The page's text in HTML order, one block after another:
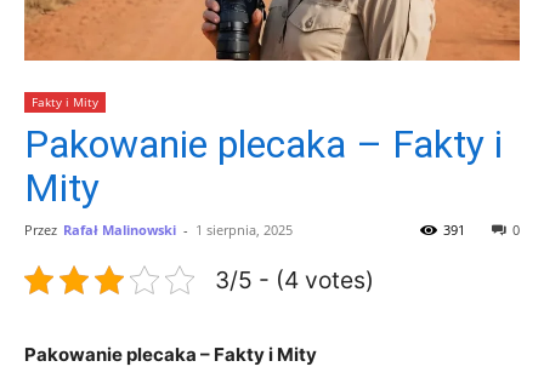
Fakty i Mity
Pakowanie plecaka – Fakty i
Mity
Przez Rafał Malinowski - 1 sierpnia, 2025 0
391
3/5 - (4 votes)
Pakowanie plecaka – Fakty i Mity